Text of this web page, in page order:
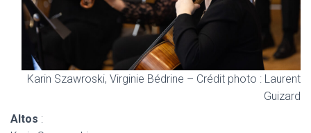
Karin Szawroski, Virginie Bédrine – Crédit photo : Laurent
Guizard
Altos :